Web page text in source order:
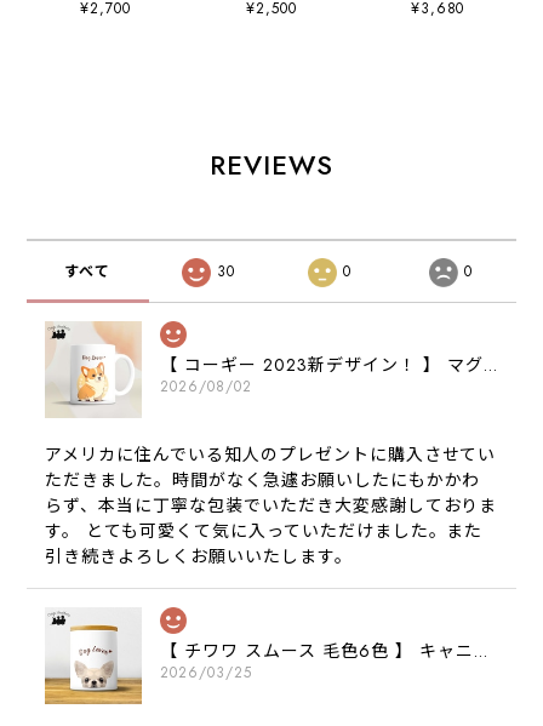
トケース 犬 犬
¥2,700
お家用 プレゼン
¥2,500
うちの子 プレゼ
¥3,680
REVIEWS
すべて 30 0 0
【 コーギー 2023新デザイン！ 】 マグカップ お家用 プレゼント 犬 うちの子 犬グッズ ギフト
2026/08/02
アメリカに住んでいる知人のプレゼントに購入させてい
ただきました。時間がなく急遽お願いしたにもかかわ
らず、本当に丁寧な包装でいただき大変感謝しておりま
す。 とても可愛くて気に入っていただけました。また
引き続きよろしくお願いいたします。
【 チワワ スムース 毛色6色 】 キャニスター 保存容器 お家用 プレゼント 犬 ペット うちの子 犬グッズ
2026/03/25